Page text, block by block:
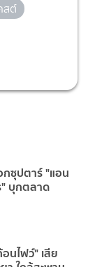
สต์
กซุปตาร์ "แอน
บุกตลาด
นไฟว์" เสีย